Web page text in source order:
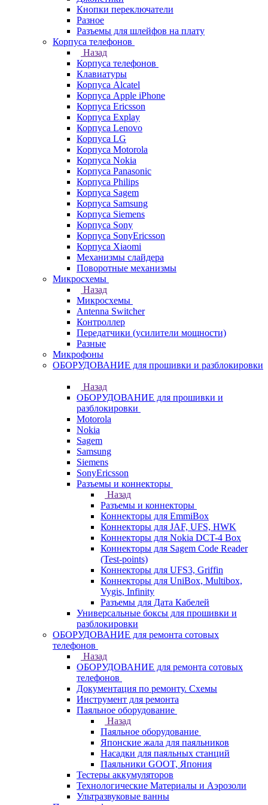
Кнопки переключатели
Разное
Разъемы для шлейфов на плату
Корпуса телефонов
Назад
Корпуса телефонов
Клавиатуры
Корпуса Alcatel
Корпуса Apple iPhone
Корпуса Ericsson
Корпуса Explay
Корпуса Lenovo
Корпуса LG
Корпуса Motorola
Корпуса Nokia
Корпуса Panasonic
Корпуса Philips
Корпуса Sagem
Корпуса Samsung
Корпуса Siemens
Корпуса Sony
Корпуса SonyEricsson
Корпуса Xiaomi
Механизмы слайдера
Поворотные механизмы
Микросхемы
Назад
Микросхемы
Antenna Switcher
Контроллер
Передатчики (усилители мощности)
Разные
Микрофоны
ОБОРУДОВАНИЕ для прошивки и разблокировки
Назад
ОБОРУДОВАНИЕ для прошивки и
разблокировки
Motorola
Nokia
Sagem
Samsung
Siemens
SonyEricsson
Разъемы и коннекторы
Назад
Разъемы и коннекторы
Коннекторы для EmmiBox
Коннекторы для JAF, UFS, HWK
Коннекторы для Nokia DCT-4 Box
Коннекторы для Sagem Code Reader
(Test-points)
Коннекторы для UFS3, Griffin
Коннекторы для UniBox, Multibox,
Vygis, Infinity
Разъемы для Дата Кабелей
Универсальные боксы для прошивки и
разблокировки
ОБОРУДОВАНИЕ для ремонта сотовых
телефонов
Назад
ОБОРУДОВАНИЕ для ремонта сотовых
телефонов
Документация по ремонту. Схемы
Инструмент для ремонта
Паяльное оборудование
Назад
Паяльное оборудование
Японские жала для паяльников
Насадки для паяльных станций
Паяльники GOOT, Япония
Тестеры аккумуляторов
Технологические Материалы и Аэрозоли
Ультразвуковые ванны